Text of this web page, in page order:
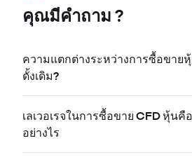
คุณมีคำถาม ?
ความแตกต่างระหว่างการซื้อขาย
ดั้งเดิม?
เลเวอเรจในการซื้อขาย CFD หุ้นคื
อย่างไร